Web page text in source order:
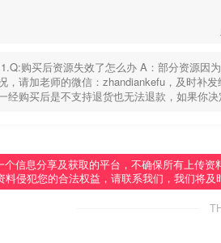
购买后资源失效了怎么办 A：部分资源因
，请加老师的微信：zhandiankefu，及时补
经购买后是不支持退货也无法退款，如果你决
个信息分享及获取的平台，不确保所有上传资
料侵犯您的合法权益，请联系我们，我们将及